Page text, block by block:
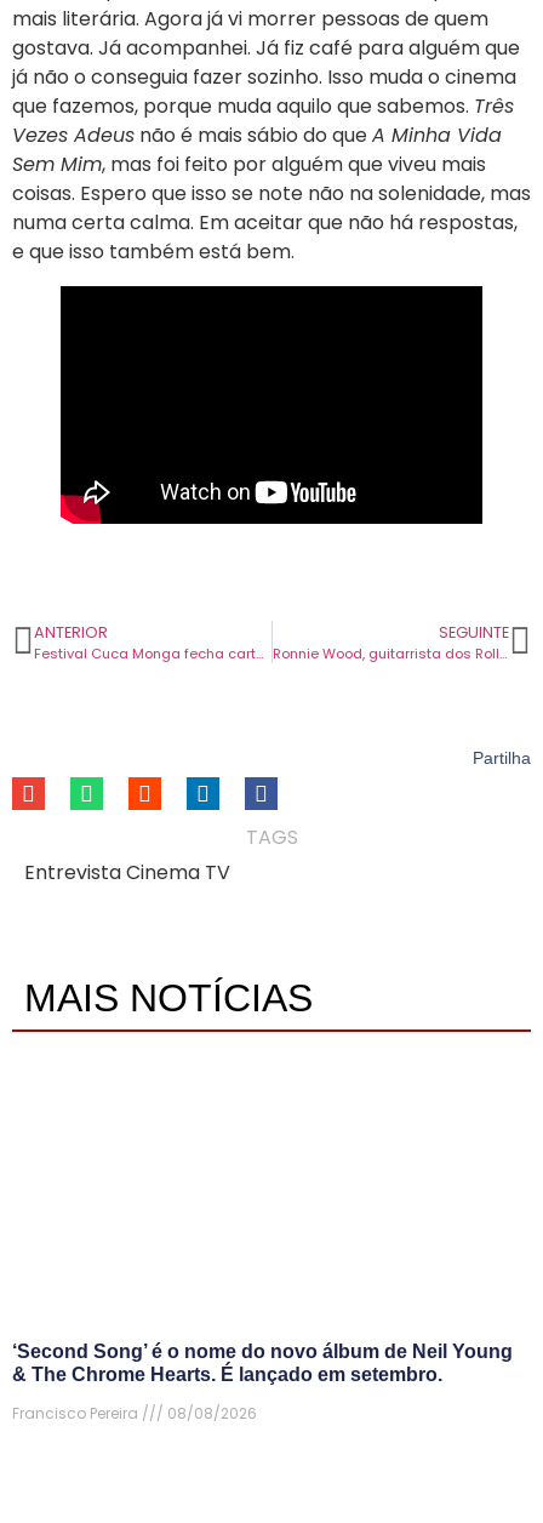
mais literária. Agora já vi morrer pessoas de quem
gostava. Já acompanhei. Já fiz café para alguém que
já não o conseguia fazer sozinho. Isso muda o cinema
que fazemos, porque muda aquilo que sabemos. Três
Vezes Adeus não é mais sábio do queA Minha Vida
Sem Mim, mas foi feito por alguém que viveu mais
coisas. Espero que isso se note não na solenidade, mas
numa certa calma. Em aceitar que não há respostas,
e que isso também está bem.
ANTERIOR
Festival Cuca Monga fecha cartaz e anuncia alinhamento diário. Confirmados Manel Cruz, VAIAPRAIA e muito mais.
SEGUINTE
Ronnie Wood, guitarrista dos Rolling Stones, atua a solo no Coliseu de Lisboa em setembro.
Partilha
TAGS
Entrevista Cinema TV
MAIS NOTÍCIAS
‘Second Song’ é o nome do novo álbum de Neil Young
& The Chrome Hearts. É lançado em setembro.
Francisco Pereira
08/08/2026